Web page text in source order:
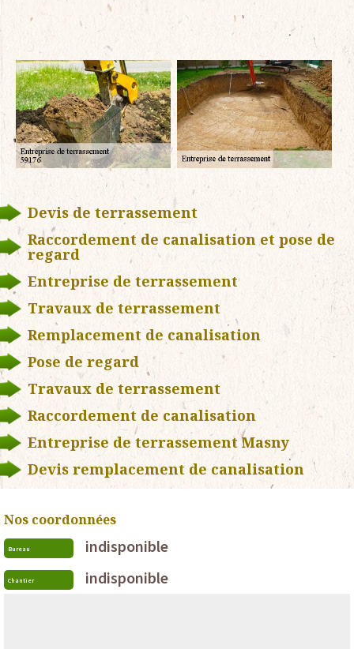
Devis de terrassement
Raccordement de canalisation et pose de
regard
Entreprise de terrassement
Travaux de terrassement
Remplacement de canalisation
Pose de regard
Travaux de terrassement
Raccordement de canalisation
Entreprise de terrassement Masny
Devis remplacement de canalisation
Nos coordonnées
Bureau indisponible
Chantier indisponible